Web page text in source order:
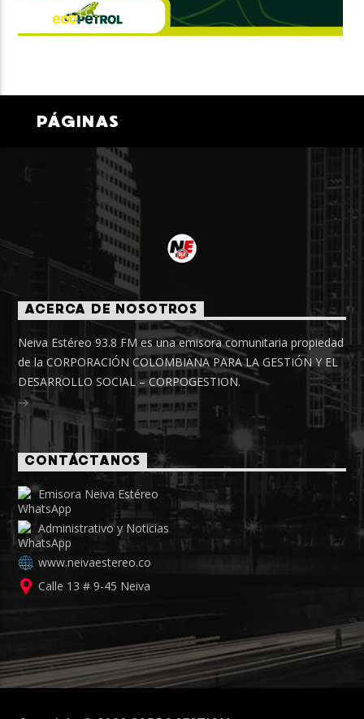
PÁGINAS
ACERCA DE NOSOTROS
Neiva Estéreo 93.8 FM es una emisora comunitaria propiedad
de la CORPORACIÓN COLOMBIANA PARA LA GESTIÓN Y EL
DESARROLLO SOCIAL – CORPOGESTION.
CONTÁCTANOS
Emisora Neiva Estéreo
Administrativo y Noticias
www.neivaestereo.co
Calle 13 # 9-45 Neiva